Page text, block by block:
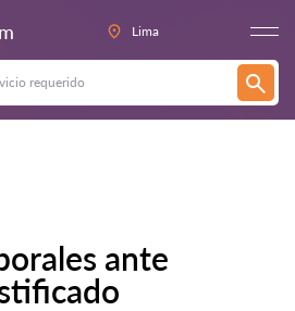
Lima
ante